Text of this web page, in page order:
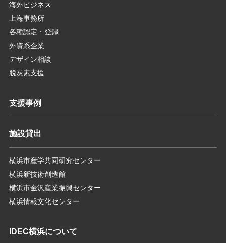
海外ビジネス
上海事務所
各種認定・登録
外資系企業
デザイン相談
脱炭素支援
支援事例
施設貸出
横浜市産学共同研究センター
横浜新技術創造館
横浜市金沢産業振興センター
横浜情報文化センター
IDEC横浜について